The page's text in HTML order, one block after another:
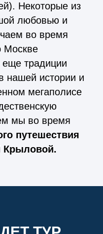
Некоторые из
любовью и
во время
Москве
еще традиции
нашей истории и
мегаполисе
мы во время
путешествия
Крыловой.